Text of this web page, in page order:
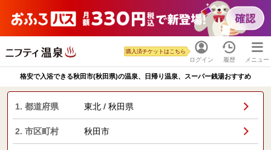
ログイン
購入済チケットはこちら
履歴 メニュー
格安で入浴できる秋田市(秋田県)の温泉、日帰り温泉、スーパー銭湯おすすめ
1. 都道府県 東北 / 秋田県
2. 市区町村 秋田市